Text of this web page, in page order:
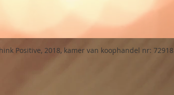
Positive, 2018, kamer van koophandel nr: